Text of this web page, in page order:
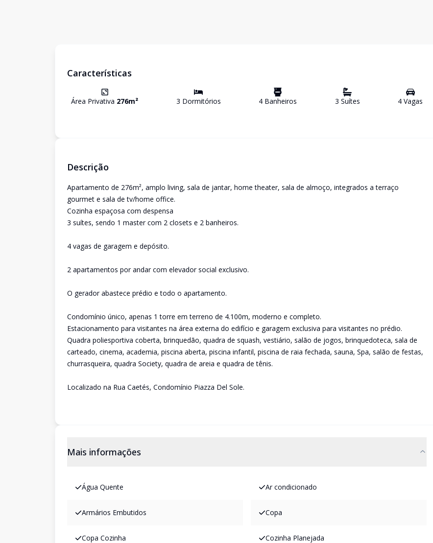
Características
Área Privativa 276m² 3 Dormitórios 4 Banheiros 3 Suítes 4 Vagas
Descrição
Apartamento de 276m², amplo living, sala de jantar, home theater, sala de almoço, integrados a terraço
gourmet e sala de tv/home office.
Cozinha espaçosa com despensa
3 suítes, sendo 1 master com 2 closets e 2 banheiros.
4 vagas de garagem e depósito.
2 apartamentos por andar com elevador social exclusivo.
O gerador abastece prédio e todo o apartamento.
Condomínio único, apenas 1 torre em terreno de 4.100m, moderno e completo.
Estacionamento para visitantes na área externa do edifício e garagem exclusiva para visitantes no prédio.
Quadra poliesportiva coberta, brinquedão, quadra de squash, vestiário, salão de jogos, brinquedoteca, sala de
carteado, cinema, academia, piscina aberta, piscina infantil, piscina de raia fechada, sauna, Spa, salão de festas,
churrasqueira, quadra Society, quadra de areia e quadra de tênis.
Localizado na Rua Caetés, Condomínio Piazza Del Sole.
Mais informações
Água Quente Ar condicionado
Armários Embutidos Copa
Copa Cozinha Cozinha Planejada